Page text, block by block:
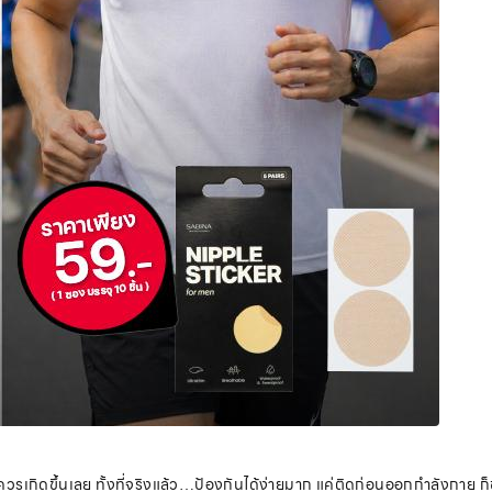
เกิดขึ้นเลย ทั้งที่จริงแล้ว…ป้องกันได้ง่ายมาก แค่ติดก่อนออกกำลังกาย